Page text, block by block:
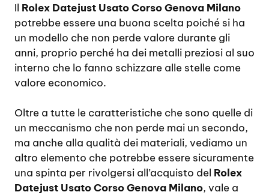
Il Rolex Datejust Usato Corso Genova Milano
potrebbe essere una buona scelta poiché si ha
un modello che non perde valore durante gli
anni, proprio perché ha dei metalli preziosi al suo
interno che lo fanno schizzare alle stelle come
valore economico.
Oltre a tutte le caratteristiche che sono quelle di
un meccanismo che non perde mai un secondo,
ma anche alla qualità dei materiali, vediamo un
altro elemento che potrebbe essere sicuramente
una spinta per rivolgersi all’acquisto del Rolex
Datejust Usato Corso Genova Milano, vale a